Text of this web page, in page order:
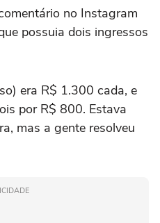
no Instagram
possuia dois ingressos
era R$ 1.300 cada, e
por R$ 800. Estava
mas a gente resolveu